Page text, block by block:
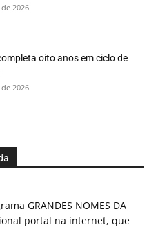
2026
oito anos em ciclo de
2026
GRANDES NOMES DA
portal na internet, que